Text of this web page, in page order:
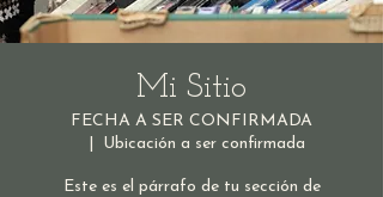
Mi Sitio
FECHA A SER CONFIRMADA
Ubicación a ser confirmada
Este es el párrafo de tu sección de